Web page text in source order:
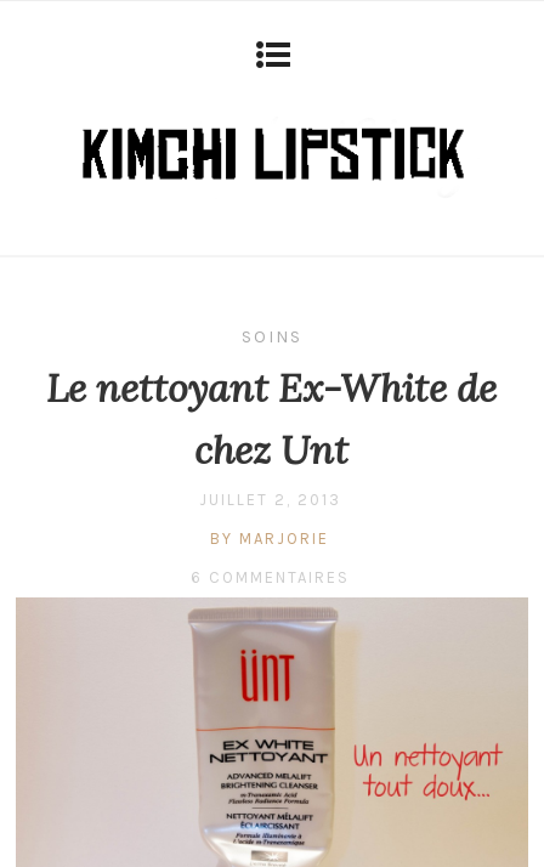
SOINS
Le nettoyant Ex-White de
chez Unt
JUILLET 2, 2013
BY MARJORIE
6 COMMENTAIRES